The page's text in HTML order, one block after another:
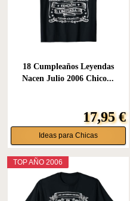
18 Cumpleaños Leyendas
Nacen Julio 2006 Chico...
17,95 €
Ideas para Chicas
TOP AÑO 2006